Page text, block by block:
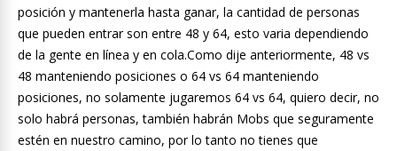
posición y mantenerla hasta ganar, la cantidad de personas
que pueden entrar son entre 48 y 64, esto varia dependiendo
de la gente en línea y en cola.Como dije anteriormente, 48 vs
48 manteniendo posiciones o 64 vs 64 manteniendo
posiciones, no solamente jugaremos 64 vs 64, quiero decir, no
solo habrá personas, también habrán Mobs que seguramente
estén en nuestro camino, por lo tanto no tienes que